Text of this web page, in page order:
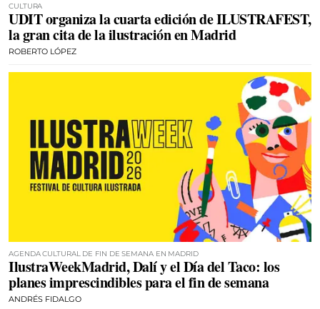
CULTURA
UDIT organiza la cuarta edición de ILUSTRAFEST,
la gran cita de la ilustración en Madrid
ROBERTO LÓPEZ
AGENDA CULTURAL DE FIN DE SEMANA EN MADRID
IlustraWeekMadrid, Dalí y el Día del Taco: los
planes imprescindibles para el fin de semana
ANDRÉS FIDALGO